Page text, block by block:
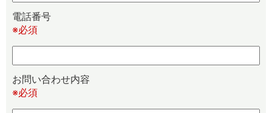
電話番号
※必須
お問い合わせ内容
※必須